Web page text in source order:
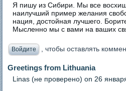
Я пишу из Сибири. Мы все
наилучший пример желания
нация, достойная лучшего.
Мысленно мы с вами на ваших
Войдите , чтобы оставлять
Greetings from Lithuania
Linas (не проверено) on 26